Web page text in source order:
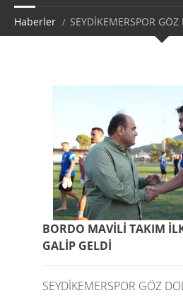
Haberler SEYDİKEMERSPOR
BORDO MAVİLİ TAKIM
GALİP GELDİ
SEYDİKEMERSPOR GÖZ